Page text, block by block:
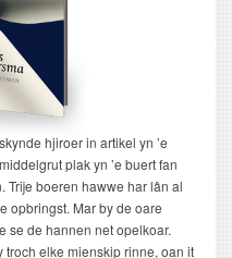
hjiroer in artikel yn ’e
plak yn ’e buert fan
Trije boeren hawwe har lân al
opbringst. Mar by de oare
se de hannen net opelkoar.
troch elke mienskip rinne, oan it